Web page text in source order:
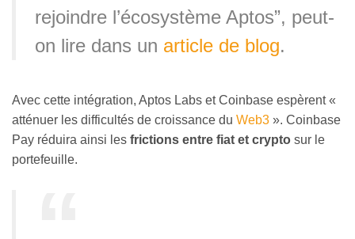
rejoindre l’écosystème Aptos”, peut-
on lire dans un article de blog.
Avec cette intégration, Aptos Labs et Coinbase espèrent «
atténuer les difficultés de croissance du Web3 ». Coinbase
Pay réduira ainsi les frictions entre fiat et crypto sur le
portefeuille.